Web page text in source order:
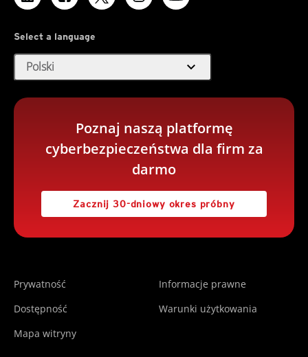
Select a language
Polski expand_more
Poznaj naszą platformę
cyberbezpieczeństwa dla firm za
darmo
Zacznij 30-dniowy okres próbny
Prywatność
Informacje prawne
Dostępność
Warunki użytkowania
Mapa witryny